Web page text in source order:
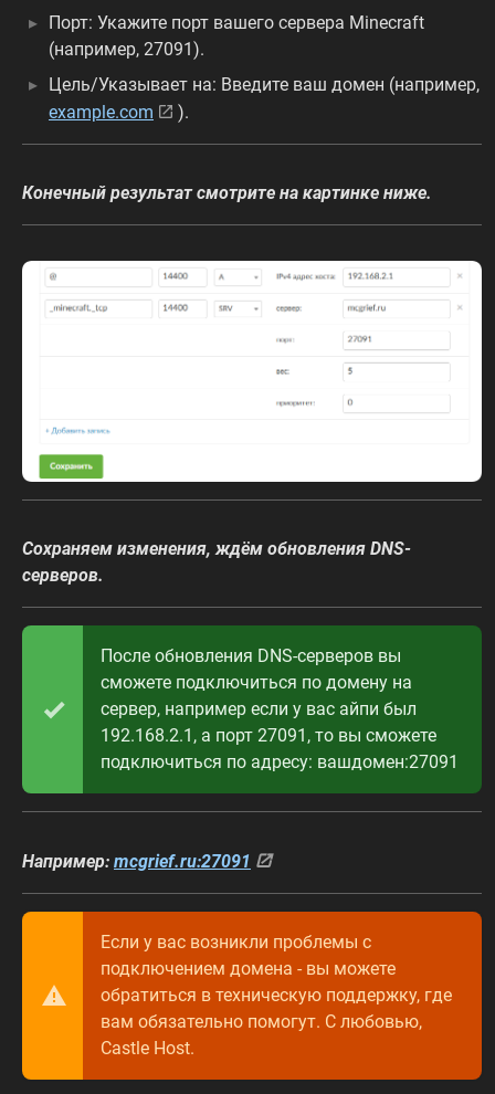
Порт: Укажите порт вашего сервера Minecraft
(например, 27091).
Цель/Указывает на: Введите ваш домен (например,
example.com
).
Конечный результат смотрите на картинке ниже.
Сохраняем изменения, ждём обновления DNS-
серверов.
После обновления DNS-серверов вы
сможете подключиться по домену на
сервер, например если у вас айпи был
192.168.2.1, а порт 27091, то вы сможете
подключиться по адресу: вашдомен:27091
Например: mcgrief.ru:27091
Если у вас возникли проблемы с
подключением домена - вы можете
обратиться в техническую поддержку, где
вам обязательно помогут. С любовью,
Castle Host.